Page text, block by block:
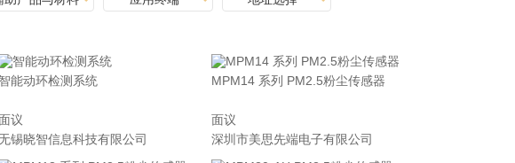
智能动环检测系统
议
锡晓智信息科技有限公司
MPM14 系列 PM2.5粉尘传感器
面议
深圳市美思先端电子有限公司